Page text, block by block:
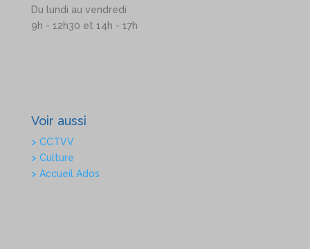
Du lundi au vendredi
9h - 12h30 et 14h - 17h
Voir aussi
> CCTVV
> Culture
> Accueil Ados